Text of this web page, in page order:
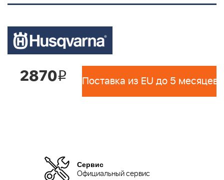
2870i Поставка из EU до 5 месяцев
Сервис
Официальный сервис